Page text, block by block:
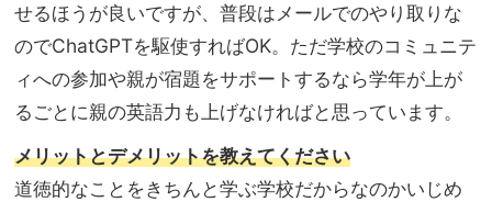
せるほうが良いですが、普段はメールでのやり取りな
のでChatGPTを駆使すればOK。ただ学校のコミュニテ
ィへの参加や親が宿題をサポートするなら学年が上が
るごとに親の英語力も上げなければと思っています。
メリットとデメリットを教えてください
道徳的なことをきちんと学ぶ学校だからなのかいじめ